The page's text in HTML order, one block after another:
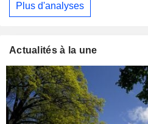
Plus d'analyses
Actualités à la une